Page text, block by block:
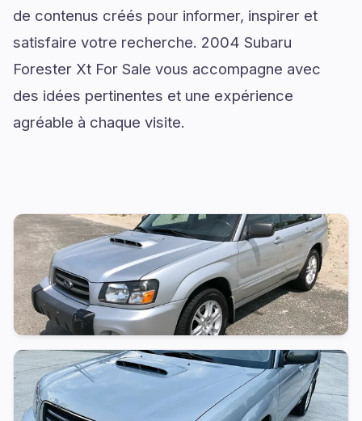
de contenus créés pour informer, inspirer et
satisfaire votre recherche. 2004 Subaru
Forester Xt For Sale vous accompagne avec
des idées pertinentes et une expérience
agréable à chaque visite.